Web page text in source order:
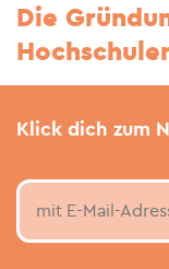
Die
Klick dich zum